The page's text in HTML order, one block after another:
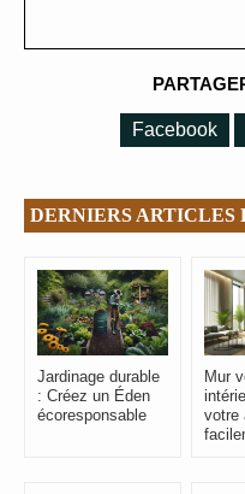
Facebook
DERNIERS ARTICLES
Jardinage durable
: Créez un Éden
écoresponsable
Mur
votre